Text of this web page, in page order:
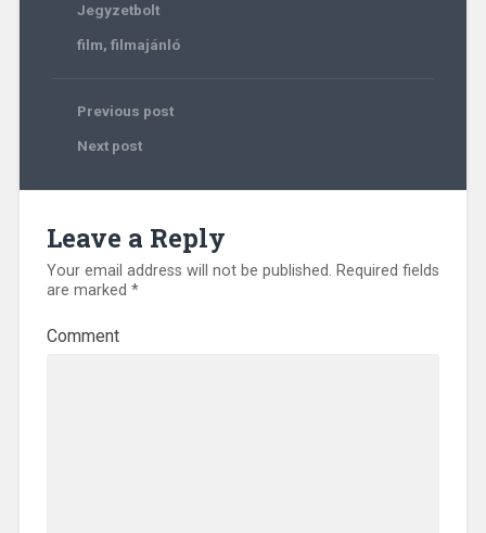
Jegyzetbolt
film, filmajánló
Previous post
Next post
Leave a Reply
Your email address will not be published. Required fields
are marked *
Comment